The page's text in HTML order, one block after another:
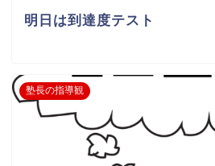
明日は到達度テスト
塾長の指導観